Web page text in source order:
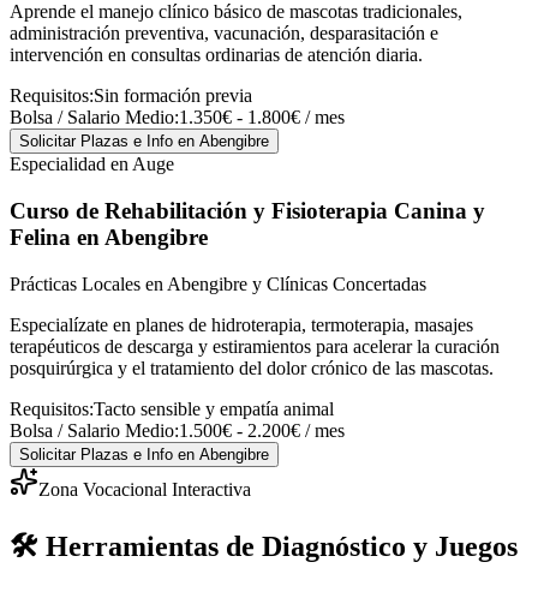
Aprende el manejo clínico básico de mascotas tradicionales,
administración preventiva, vacunación, desparasitación e
intervención en consultas ordinarias de atención diaria.
Requisitos:Sin formación previa
Bolsa / Salario Medio:1.350€ - 1.800€ / mes
Solicitar Plazas e Info en Abengibre
Especialidad en Auge
Curso de Rehabilitación y Fisioterapia Canina y
Felina en Abengibre
Prácticas Locales en Abengibre y Clínicas Concertadas
Especialízate en planes de hidroterapia, termoterapia, masajes
terapéuticos de descarga y estiramientos para acelerar la curación
posquirúrgica y el tratamiento del dolor crónico de las mascotas.
Requisitos:Tacto sensible y empatía animal
Bolsa / Salario Medio:1.500€ - 2.200€ / mes
Solicitar Plazas e Info en Abengibre
Zona Vocacional Interactiva
🛠️ Herramientas de Diagnóstico y Juegos